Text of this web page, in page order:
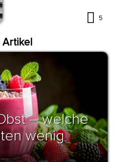
5
Artikel
– welche
wenig